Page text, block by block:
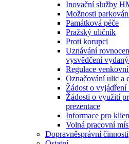
Inovační služby
Možnosti
Památková péče
Pražský uličník
Proti korupci
Uznávání
vysvědčení
Regulace
Označování ulic a
Žádost o
Žádosti o využití
prezentace
Informace pro
Volná pracovní
Dopravněsprávní činnosti